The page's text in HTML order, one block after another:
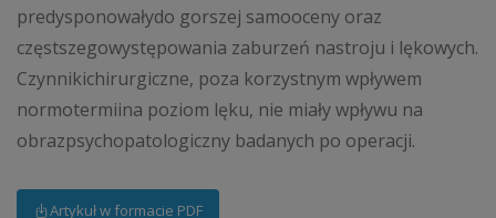
predysponowałydo gorszej samooceny oraz
częstszegowystępowania zaburzeń nastroju i lękowych.
Czynnikichirurgiczne, poza korzystnym wpływem
normotermiina poziom lęku, nie miały wpływu na
obrazpsychopatologiczny badanych po operacji.
Artykuł w formacie PDF